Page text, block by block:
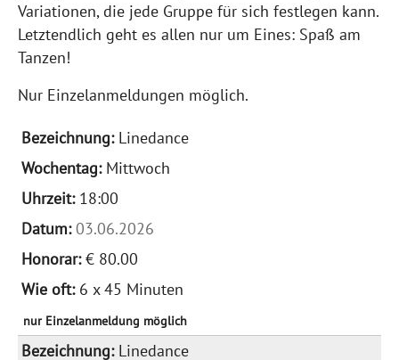
Variationen, die jede Gruppe für sich festlegen kann.
Letztendlich geht es allen nur um Eines: Spaß am
Tanzen!
Nur Einzelanmeldungen möglich.
Linedance
Mittwoch
18:00
03.06.2026
€ 80.00
6 x 45 Minuten
nur Einzelanmeldung möglich
Linedance